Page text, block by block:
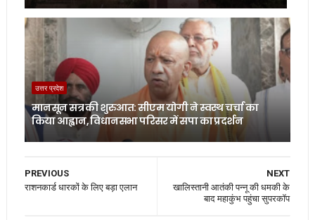
उत्तर प्रदेश
मानसून सत्र की शुरुआत: सीएम योगी ने स्वस्थ चर्चा का
किया आह्वान, विधानसभा परिसर में सपा का प्रदर्शन
NEXT
खालिस्तानी आतंकी पन्नू की धमकी के
बाद महाकुंभ पहुंचा सुपरकॉप
PREVIOUS
राशनकार्ड धारकों के लिए बड़ा एलान